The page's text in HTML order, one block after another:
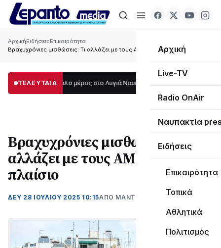
Αρχική
Live-TV
Radio OnAir
Ναυπακτία
Ειδήσεις
Επικαιρότητα
Τοπικά
Αθλητικά
Πολιτισμός
ΑρχικήΕιδήσειςΕπικαιρότητα
Βραχυχρόνιες μισθώσεις: Τι αλλάζει με τους ΑΜΑ στο νέο πλαίσιο
ΤΕΛΕΥΤΑΙΑ
μεγάλο μέρος στο Λυγιά Ναυπάκτου12:08
Βραχυχρόνιες μισθώσεις: Τι
αλλάζει με τους ΑΜΑ στο νέο
πλαίσιο
ΔΕΥ 28 ΙΟΥΛΊΟΥ 2025 10:15ΑΠΌ ΜΑΝΤΩ ΚΑΠΕΝΤΖΩΝΗ